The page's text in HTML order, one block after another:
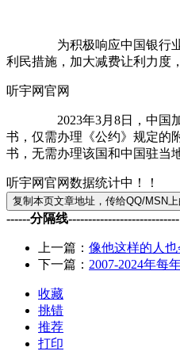
为积极响应中国银行业协会
利民措施，加大减费让利力度
听宇网官网
2023年3月8日，中国加入
书，仅需办理《公约》规定的
书，无需办理该国和中国驻当
听宇网官网数据统计中！！
------分隔线----------------------------
上一篇： 像他这样的人
下一篇： 2007-2024年每
收藏
挑错
推荐
打印